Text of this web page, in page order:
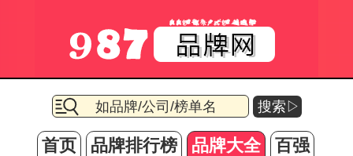
搜索▷
首页 品牌排行榜 品牌大全 百强